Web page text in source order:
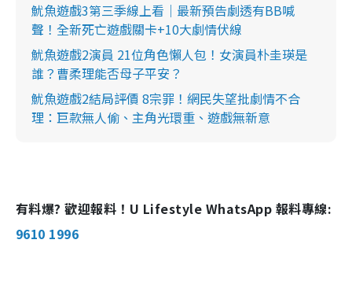
魷魚遊戲3第三季線上看｜最新預告劇透有BB喊
聲！全新死亡遊戲關卡+10大劇情伏線
魷魚遊戲2演員 21位角色懶人包！女演員朴圭瑛是
誰？曹柔理能否母子平安？
魷魚遊戲2結局評價 8宗罪！網民失望批劇情不合
理：巨款無人偷、主角光環重、遊戲無新意
有料爆? 歡迎報料！U Lifestyle WhatsApp 報料專線:
9610 1996